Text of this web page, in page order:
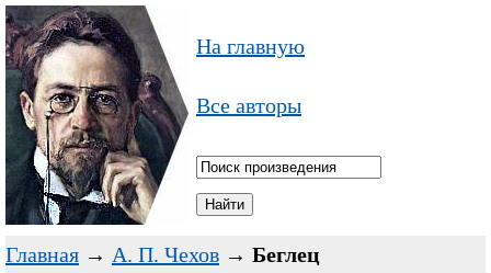
На главную
Все авторы
Главная → А. П. Чехов → Беглец